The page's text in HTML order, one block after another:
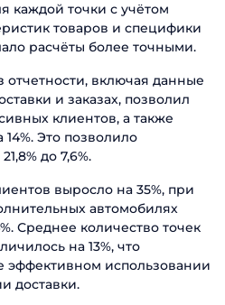
каждой точки с учётом
товаров и специфики
расчёты более точными.
включая данные
и заказах, позволил
клиентов, а также
Это позволило
до 7,6%.
выросло на 35%, при
автомобилях
Среднее количество точек
на 13%, что
эффективном использовании
доставки.